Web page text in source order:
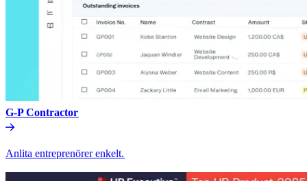
G-P Contractor​​
Anlita entreprenörer enkelt.​​